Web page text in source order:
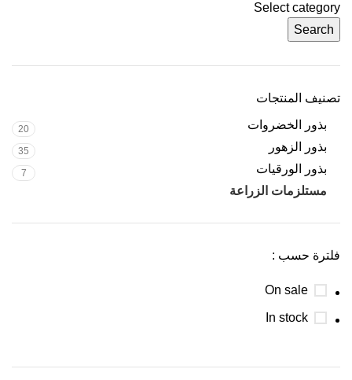
Select category
Search
تصنيف المنتجات
بذور الخضروات
20
بذور الزهور 35
بذور الورقيات 7
مستلزمات الزراعة
فلترة حسب :
On sale
In stock